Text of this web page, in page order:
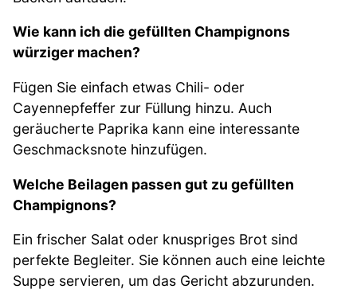
Wie kann ich die gefüllten Champignons
würziger machen?
Fügen Sie einfach etwas Chili- oder
Cayennepfeffer zur Füllung hinzu. Auch
geräucherte Paprika kann eine interessante
Geschmacksnote hinzufügen.
Welche Beilagen passen gut zu gefüllten
Champignons?
Ein frischer Salat oder knuspriges Brot sind
perfekte Begleiter. Sie können auch eine leichte
Suppe servieren, um das Gericht abzurunden.